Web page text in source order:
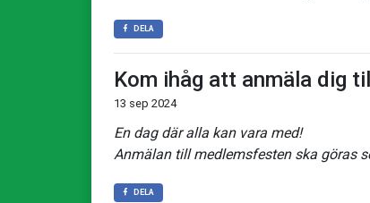
DELA
Kom ihåg att anmäla dig
13 sep 2024
En dag där alla kan vara med!
Anmälan till medlemsfesten ska göras
DELA